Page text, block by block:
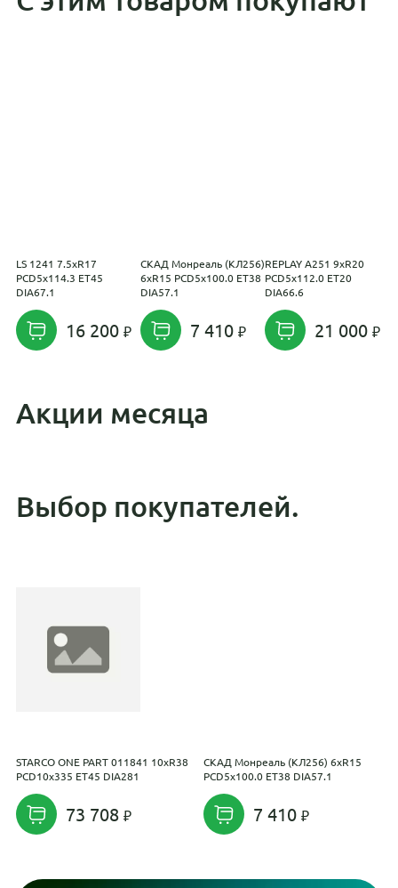
LS 1241 7.5xR17
PCD5x114.3 ET45
DIA67.1
16 200
СКАД Монреаль (КЛ256)
6xR15 PCD5x100.0 ET38
DIA57.1
7 410
REPLAY A251 9xR20
PCD5x112.0 ET20
DIA66.6
21 000
Акции месяца
Выбор покупателей.
STARCO ONE PART 011841 10xR38
PCD10x335 ET45 DIA281
73 708
СКАД Монреаль (КЛ256) 6xR15
PCD5x100.0 ET38 DIA57.1
7 410